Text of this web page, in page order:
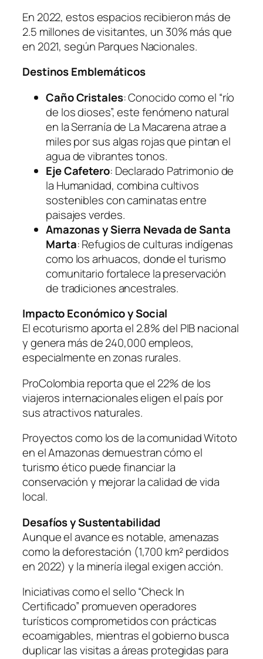
En 2022, estos espacios recibieron más de
2.5 millones de visitantes, un 30% más que
en 2021, según Parques Nacionales.
Destinos Emblemáticos
Caño Cristales: Conocido como el “río
de los dioses”, este fenómeno natural
en la Serranía de La Macarena atrae a
miles por sus algas rojas que pintan el
agua de vibrantes tonos.
Eje Cafetero: Declarado Patrimonio de
la Humanidad, combina cultivos
sostenibles con caminatas entre
paisajes verdes.
Amazonas y Sierra Nevada de Santa
Marta: Refugios de culturas indígenas
como los arhuacos, donde el turismo
comunitario fortalece la preservación
de tradiciones ancestrales.
Impacto Económico y Social
El ecoturismo aporta el 2.8% del PIB nacional
y genera más de 240,000 empleos,
especialmente en zonas rurales.
ProColombia reporta que el 22% de los
viajeros internacionales eligen el país por
sus atractivos naturales.
Proyectos como los de la comunidad Witoto
en el Amazonas demuestran cómo el
turismo ético puede financiar la
conservación y mejorar la calidad de vida
local.
Desafíos y Sustentabilidad
Aunque el avance es notable, amenazas
como la deforestación (1,700 km² perdidos
en 2022) y la minería ilegal exigen acción.
Iniciativas como el sello “Check In
Certificado” promueven operadores
turísticos comprometidos con prácticas
ecoamigables, mientras el gobierno busca
duplicar las visitas a áreas protegidas para